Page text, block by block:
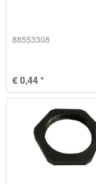
88553308
€ 0,44 *